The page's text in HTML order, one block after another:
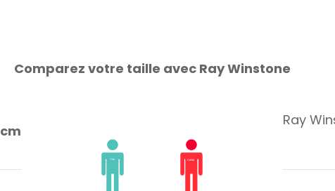
Comparez votre taille avec Ray Winstone
cm
Ray